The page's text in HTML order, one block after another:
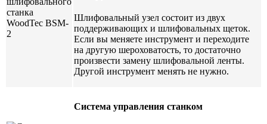
Шлифовальный узел состоит из двух
поддерживающих и шлифовальных щеток.
Если вы меняете инструмент и переходите
на другую шероховатость, то достаточно
произвести замену шлифовальной ленты.
Другой инструмент менять не нужно.
Система управления станком